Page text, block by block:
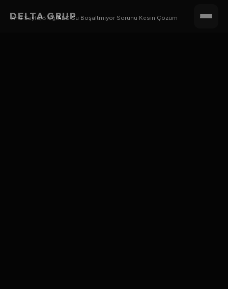
DELTA GRUP
Ana Sayfa/Blog/AEG Su Boşaltmıyor Sorunu Kesin Çözüm